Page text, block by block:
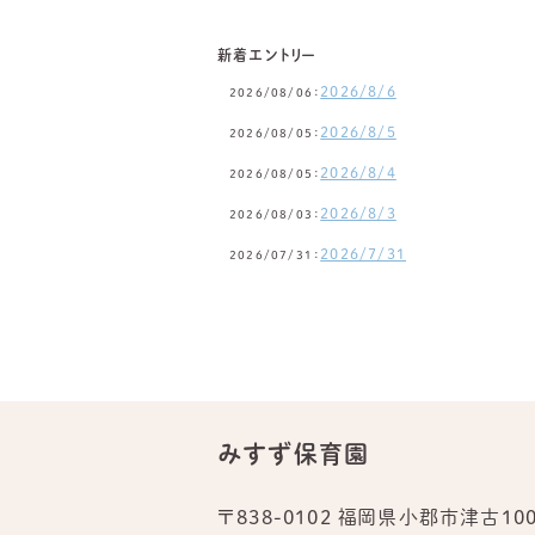
新着エントリー
2026/08/06： 2026/8/6
2026/08/05： 2026/8/5
2026/08/05： 2026/8/4
2026/08/03： 2026/8/3
2026/07/31： 2026/7/31
みすず保育園
〒838-0102 福岡県小郡市津古